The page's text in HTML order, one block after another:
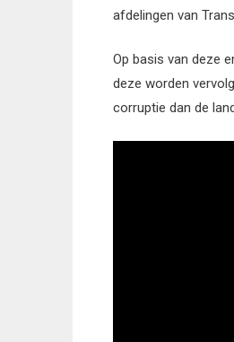
afdelingen van
Op basis van deze
deze worden
corruptie dan de